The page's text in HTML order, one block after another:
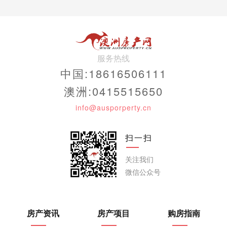
服务热线
中国:18616506111
澳洲:0415515650
info@ausporperty.cn
扫一扫
关注我们
微信公众号
房产资讯 房产项目 购房指南